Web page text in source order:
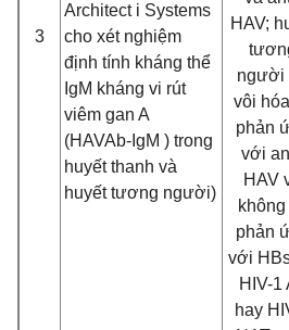
3
Architect i Systems
cho xét nghiệm
định tính kháng thể
IgM kháng vi rút
viêm gan A
(HAVAb-IgM ) trong
huyết thanh và
huyết tương người)
HAV;
người
vôi
phản
với
HAV
không
phản
với
HIV-1
hay